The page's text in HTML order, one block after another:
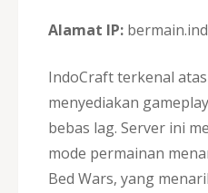
Alamat IP:
IndoCraft terkenal
menyediakan
bebas lag. Server ini
mode permainan
Bed Wars, yang